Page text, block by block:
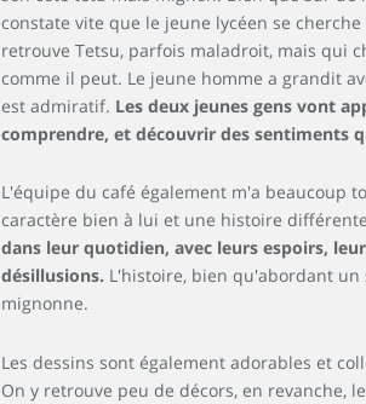
constate vite que le jeune lycéen se
retrouve Tetsu, parfois maladroit, mais qui
comme il peut. Le jeune homme a grandit
est admiratif. Les deux jeunes gens vont
comprendre, et découvrir des sentiments
L'équipe du café également m'a beaucoup
caractère bien à lui et une histoire
dans leur quotidien, avec leurs espoirs,
désillusions. L'histoire, bien qu'abordant
mignonne.
Les dessins sont également adorables et
On y retrouve peu de décors, en revanche,